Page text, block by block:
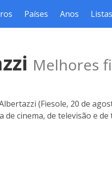
Países Anos Listas
Melhores
(Fiesole, 20 de
de cinema, de televisão e